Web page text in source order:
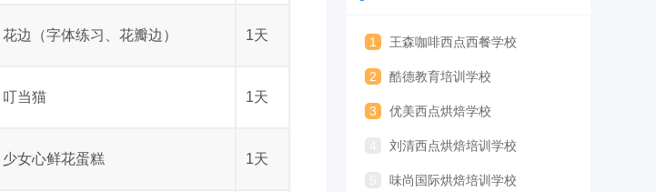
花边（字体练习、花瓣边） 1天
叮当猫 1天
少女心鲜花蛋糕 1天
1 王森咖啡西点西餐学校
2 酷德教育培训学校
3 优美西点烘焙学校
刘清西点烘焙培训学校
味尚国际烘焙培训学校